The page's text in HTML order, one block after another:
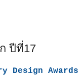
ปีที่17
Design